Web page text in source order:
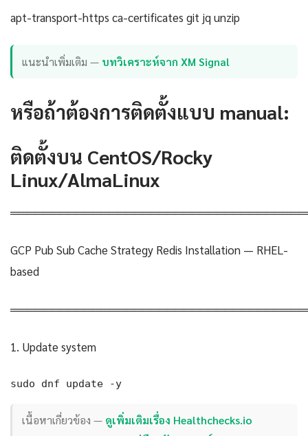
apt-transport-https ca-certificates git jq unzip
แนะนำเพิ่มเติม — บทวิเคราะห์จาก XM Signal
หรือถ้าต้องการติดตั้งแบบ manual:
ติดตั้งบน CentOS/Rocky
Linux/AlmaLinux
GCP Pub Sub Cache Strategy Redis Installation — RHEL-
based
1. Update system
sudo dnf update -y
เนื้อหาเกี่ยวข้อง — ดูเพิ่มเติมเรื่อง Healthchecks.io